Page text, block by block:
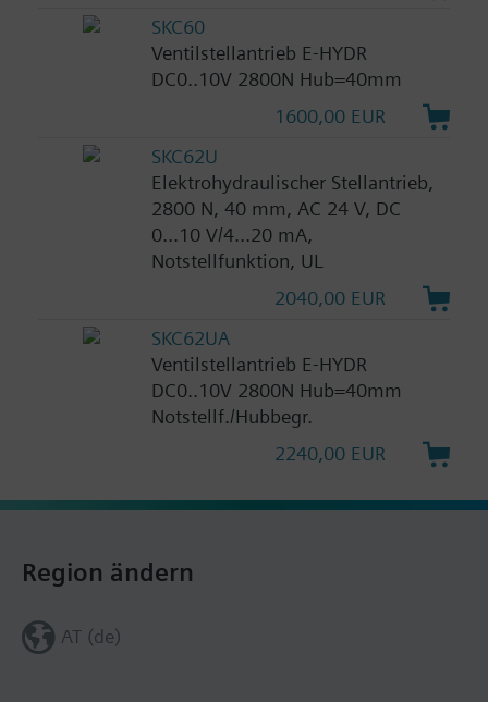
SKC60
Ventilstellantrieb E-HYDR
DC0..10V 2800N Hub=40mm
1600,00 EUR
SKC62U
Elektrohydraulischer Stellantrieb,
2800 N, 40 mm, AC 24 V, DC
0...10 V/4...20 mA,
Notstellfunktion, UL
2040,00 EUR
SKC62UA
Ventilstellantrieb E-HYDR
DC0..10V 2800N Hub=40mm
Notstellf./Hubbegr.
2240,00 EUR
Region ändern
AT (de)